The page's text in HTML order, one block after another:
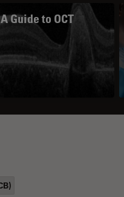
A Guide to OCT